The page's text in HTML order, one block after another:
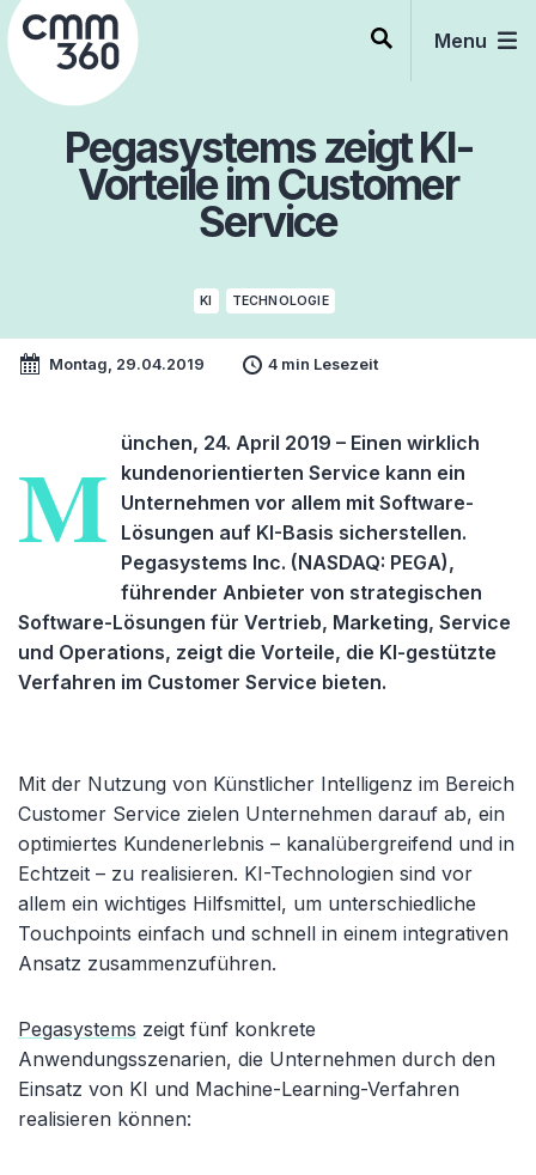
Skip
to
content
Menu
Pegasystems zeigt KI-
Vorteile im Customer
Service
KI TECHNOLOGIE
Montag, 29.04.2019 4 min Lesezeit
M
ünchen, 24. April 2019 – Einen wirklich
kundenorientierten Service kann ein
Unternehmen vor allem mit Software-
Lösungen auf KI-Basis sicherstellen.
Pegasystems Inc. (NASDAQ: PEGA),
führender Anbieter von strategischen
Software-Lösungen für Vertrieb, Marketing, Service
und Operations, zeigt die Vorteile, die KI-gestützte
Verfahren im Customer Service bieten.
Mit der Nutzung von Künstlicher Intelligenz im Bereich
Customer Service zielen Unternehmen darauf ab, ein
optimiertes Kundenerlebnis – kanalübergreifend und in
Echtzeit – zu realisieren. KI-Technologien sind vor
allem ein wichtiges Hilfsmittel, um unterschiedliche
Touchpoints einfach und schnell in einem integrativen
Ansatz zusammenzuführen.
Pegasystems zeigt fünf konkrete
Anwendungsszenarien, die Unternehmen durch den
Einsatz von KI und Machine-Learning-Verfahren
realisieren können: